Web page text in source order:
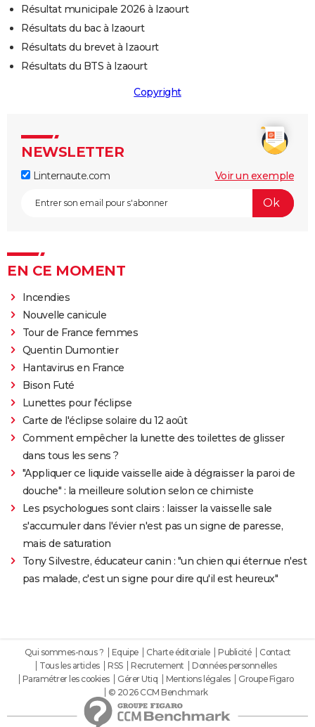
Résultat municipale 2026 à Izaourt
Résultats du bac à Izaourt
Résultats du brevet à Izaourt
Résultats du BTS à Izaourt
Copyright
NEWSLETTER
Linternaute.com Voir un exemple
EN CE MOMENT
Incendies
Nouvelle canicule
Tour de France femmes
Quentin Dumontier
Hantavirus en France
Bison Futé
Lunettes pour l'éclipse
Carte de l'éclipse solaire du 12 août
Comment empêcher la lunette des toilettes de glisser
dans tous les sens ?
"Appliquer ce liquide vaisselle aide à dégraisser la paroi de
douche" : la meilleure solution selon ce chimiste
Les psychologues sont clairs : laisser la vaisselle sale
s'accumuler dans l'évier n'est pas un signe de paresse,
mais de saturation
Tony Silvestre, éducateur canin : "un chien qui éternue n'est
pas malade, c'est un signe pour dire qu'il est heureux"
Qui sommes-nous ? Equipe Charte éditoriale Publicité
Contact
Tous les articles
RSS Recrutement
Données personnelles
Paramétrer les cookies
Gérer Utiq Mentions légales
Groupe Figaro
© 2026 CCM Benchmark